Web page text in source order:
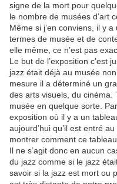
signe de la mort pour
le nombre de musées d’art
Même si j’en conviens, il y
termes de musée et de
elle même, ce n’est pas
Le but de l’exposition c’est
jazz était déjà au musée
mesure il a déterminé un
des arts visuels, du cinéma.
musée en quelque sorte.
exposition où il y a un
aujourd’hui qu’il est entré
montrer comment ce
Il ne s’agit donc en aucun
du jazz comme si le jazz
savoir si la jazz est mort ou